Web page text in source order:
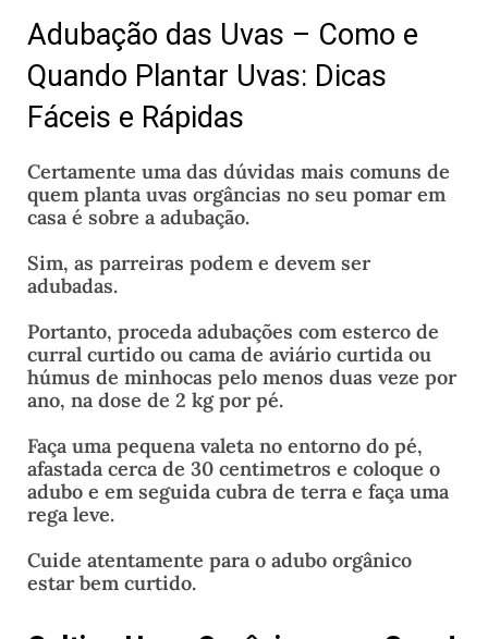
Adubação das Uvas – Como e
Quando Plantar Uvas: Dicas
Fáceis e Rápidas
Certamente uma das dúvidas mais comuns de
quem planta uvas orgâncias no seu pomar em
casa é sobre a adubação.
Sim, as parreiras podem e devem ser
adubadas.
Portanto, proceda adubações com esterco de
curral curtido ou cama de aviário curtida ou
húmus de minhocas pelo menos duas veze por
ano, na dose de 2 kg por pé.
Faça uma pequena valeta no entorno do pé,
afastada cerca de 30 centimetros e coloque o
adubo e em seguida cubra de terra e faça uma
rega leve.
Cuide atentamente para o adubo orgânico
estar bem curtido.